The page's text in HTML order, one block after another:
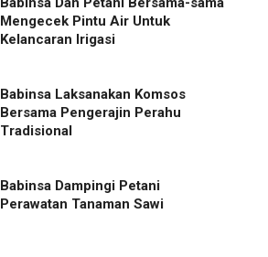
Mengecek Pintu Air Untuk
Kelancaran Irigasi
Babinsa Laksanakan Komsos
Bersama Pengerajin Perahu
Tradisional
Babinsa Dampingi Petani
Perawatan Tanaman Sawi